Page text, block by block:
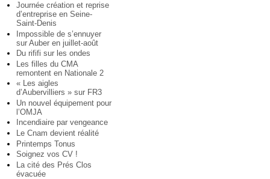
Journée création et reprise
d’entreprise en Seine-
Saint-Denis
Impossible de s’ennuyer
sur Auber en juillet-août
Du rififi sur les ondes
Les filles du CMA
remontent en Nationale 2
« Les aigles
d’Aubervilliers » sur FR3
Un nouvel équipement pour
l’OMJA
Incendiaire par vengeance
Le Cnam devient réalité
Printemps Tonus
Soignez vos CV !
La cité des Prés Clos
évacuée